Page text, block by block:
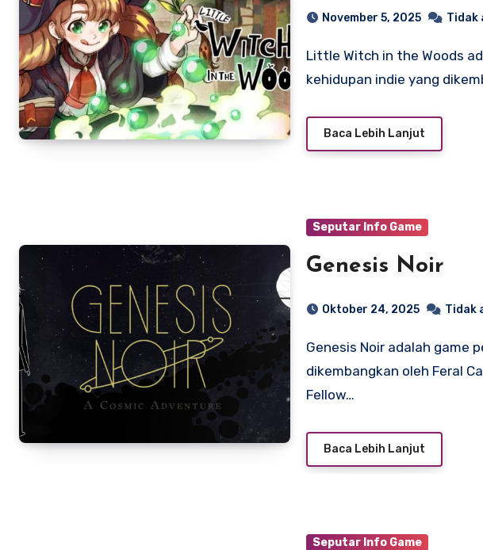
November 5, 2025 Tidak
Little Witch in the Woods adalah gim video simulasi
kehidupan indie yang
Baca Lebih Lanjut
Seputar Info Game
Genesis Noir
Oktober 24, 2025 Tidak
Genesis Noir adalah game petualangan yang
dikembangkan oleh Feral
Fellow…
Baca Lebih Lanjut
Seputar Info Game